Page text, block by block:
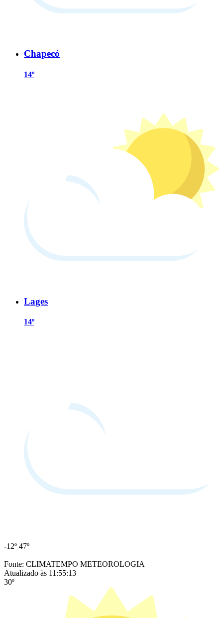
Chapecó
14º
Lages
14º
-12º 47º
Fonte: CLIMATEMPO METEOROLOGIA
Atualizado às 11:55:13
30º